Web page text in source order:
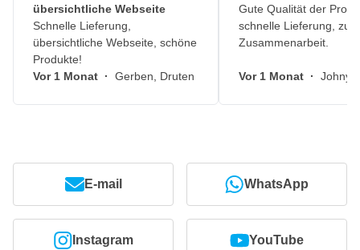
übersichtliche Webseite
Schnelle Lieferung,
übersichtliche Webseite, schöne
Produkte!
Vor 1 Monat · Gerben, Druten
Gute Qualität der
schnelle Lieferung,
Zusammenarbeit.
Vor 1 Monat · Johny,
E-mail WhatsApp
Instagram YouTube